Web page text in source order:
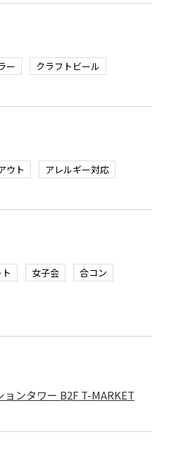
ー クラフトビール
ウト アレルギー対応
女子会
合コン
ンタワー B2F T-MARKET